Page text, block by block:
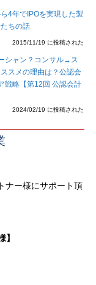
4年でIPOを実現した製
ちの話
2015/11/19 に投稿された
シャン？コンサル→ス
スメの理由は？公認会
戦略【第12回 公認会計
2024/02/19 に投稿された
ナー様にサポート頂
】